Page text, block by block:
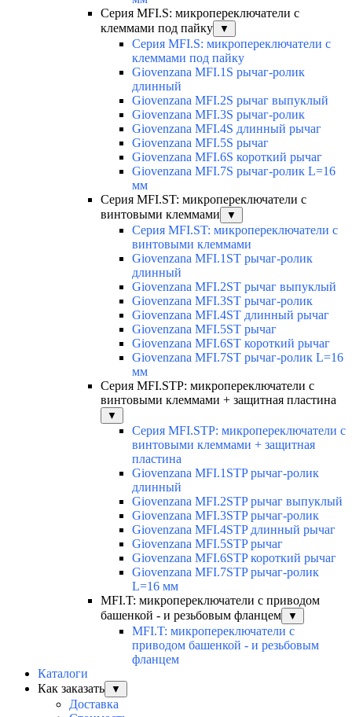
Серия MFI.S: микропереключатели с
клеммами под пайку
▼
Серия MFI.S: микропереключатели с
клеммами под пайку
Giovenzana MFI.1S рычаг-ролик
длинный
Giovenzana MFI.2S рычаг выпуклый
Giovenzana MFI.3S рычаг-ролик
Giovenzana MFI.4S длинный рычаг
Giovenzana MFI.5S рычаг
Giovenzana MFI.6S короткий рычаг
Giovenzana MFI.7S рычаг-ролик L=16
мм
Серия MFI.ST: микропереключатели с
винтовыми клеммами
▼
Серия MFI.ST: микропереключатели с
винтовыми клеммами
Giovenzana MFI.1ST рычаг-ролик
длинный
Giovenzana MFI.2ST рычаг выпуклый
Giovenzana MFI.3ST рычаг-ролик
Giovenzana MFI.4ST длинный рычаг
Giovenzana MFI.5ST рычаг
Giovenzana MFI.6ST короткий рычаг
Giovenzana MFI.7ST рычаг-ролик L=16
мм
Серия MFI.STP: микропереключатели с
винтовыми клеммами + защитная пластина
▼
Серия MFI.STP: микропереключатели с
винтовыми клеммами + защитная
пластина
Giovenzana MFI.1STP рычаг-ролик
длинный
Giovenzana MFI.2STP рычаг выпуклый
Giovenzana MFI.3STP рычаг-ролик
Giovenzana MFI.4STP длинный рычаг
Giovenzana MFI.5STP рычаг
Giovenzana MFI.6STP короткий рычаг
Giovenzana MFI.7STP рычаг-ролик
L=16 мм
MFI.T: микропереключатели с приводом
башенкой - и резьбовым фланцем
▼
MFI.T: микропереключатели с
приводом башенкой - и резьбовым
фланцем
Каталоги
Как заказать
▼
Доставка